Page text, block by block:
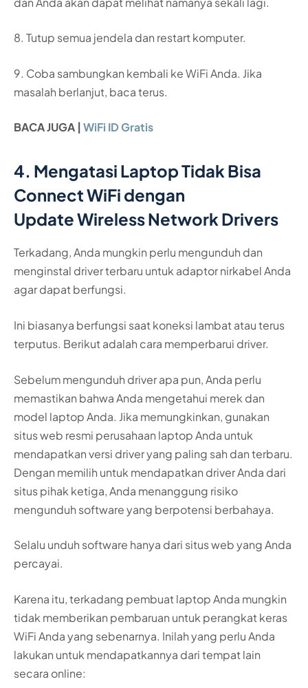
8. Tutup semua jendela dan restart komputer.
9. Coba sambungkan kembali ke WiFi Anda. Jika
masalah berlanjut, baca terus.
BACA JUGA | WiFi ID Gratis
4. Mengatasi Laptop Tidak Bisa
Connect WiFi dengan
Update Wireless Network Drivers
Terkadang, Anda mungkin perlu mengunduh dan
menginstal driver terbaru untuk adaptor nirkabel Anda
agar dapat berfungsi.
Ini biasanya berfungsi saat koneksi lambat atau terus
terputus. Berikut adalah cara memperbarui driver.
Sebelum mengunduh driver apa pun, Anda perlu
memastikan bahwa Anda mengetahui merek dan
model laptop Anda. Jika memungkinkan, gunakan
situs web resmi perusahaan laptop Anda untuk
mendapatkan versi driver yang paling sah dan terbaru.
Dengan memilih untuk mendapatkan driver Anda dari
situs pihak ketiga, Anda menanggung risiko
mengunduh software yang berpotensi berbahaya.
Selalu unduh software hanya dari situs web yang Anda
percayai.
Karena itu, terkadang pembuat laptop Anda mungkin
tidak memberikan pembaruan untuk perangkat keras
WiFi Anda yang sebenarnya. Inilah yang perlu Anda
lakukan untuk mendapatkannya dari tempat lain
secara online: